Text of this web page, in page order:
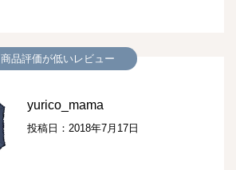
商品評価が低いレビュー
yurico_mama
投稿日：2018年7月17日